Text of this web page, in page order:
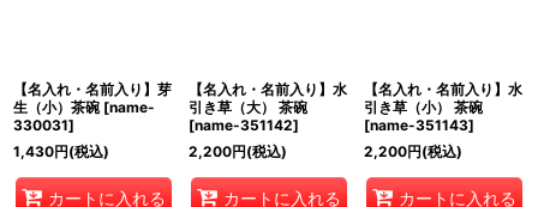
【名入れ・名前入り】芽
生（小）茶碗 [name-
330031]
1,430円(税込)
カートに入れる
【名入れ・名前入り】水
引き草（大） 茶碗
[name-351142]
2,200円(税込)
カートに入れる
【名入れ・名前入り】水
引き草（小） 茶碗
[name-351143]
2,200円(税込)
カートに入れる